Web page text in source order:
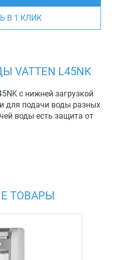
В 1 КЛИК
VATTEN L45NK
с нижней загрузкой
для подачи воды разных
воды есть защита от
ТОВАРЫ